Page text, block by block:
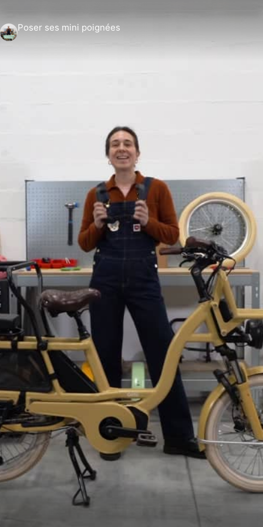
Poser ses mini poignées